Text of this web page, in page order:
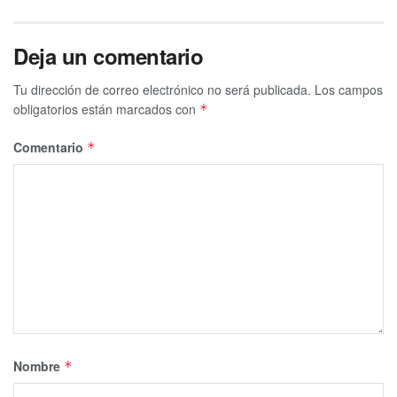
Deja un comentario
Tu dirección de correo electrónico no será publicada. Los campos
obligatorios están marcados con *
Comentario *
Nombre *